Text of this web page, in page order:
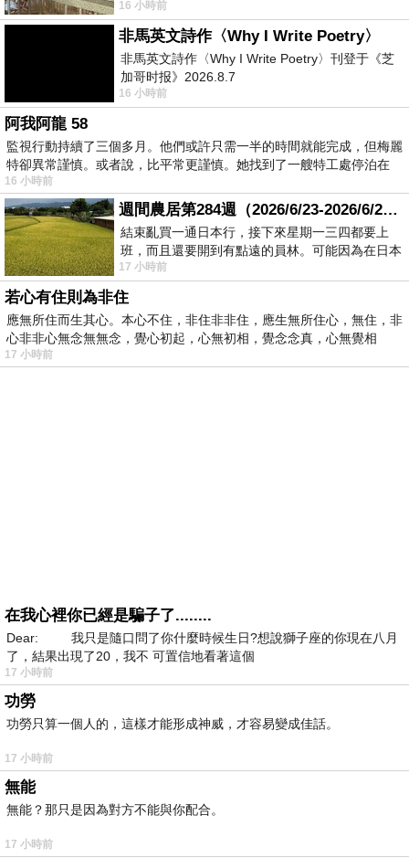
顧都會去看一下。他們偶爾會引進 C
16 小時前
非馬英文詩作〈Why I Write Poetry〉
非馬英文詩作〈Why I Write Poetry〉刊登于《芝
加哥时报》2026.8.7
16 小時前
阿我阿龍 58
監視行動持續了三個多月。他們或許只需一半的時間就能完成，但梅麗
特卻異常謹慎。或者說，比平常更謹慎。她找到了一艘特工處停泊在
16 小時前
週間農居第284週（2026/6/23-2026/6/24) 夏至 金黃稻浪洋溢豐收喜悅
結束亂買一通日本行，接下來星期一三四都要上
班，而且還要開到有點遠的員林。可能因為在日本
花不少錢，星期一出門上班時，心裡沒有一
17 小時前
若心有住則為非住
應無所住而生其心。本心不住，非住非非住，應生無所住心，無住，非
心非非心無念無無念，覺心初起，心無初相，覺念念真，心無覺相
17 小時前
在我心裡你已經是騙子了........
Dear: 我只是隨口問了你什麼時候生日?想說獅子座的你現在八月
了，結果出現了20，我不 可置信地看著這個
17 小時前
功勞
功勞只算一個人的，這樣才能形成神威，才容易變成佳話。
17 小時前
無能
無能？那只是因為對方不能與你配合。
17 小時前